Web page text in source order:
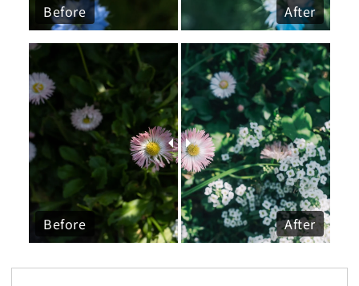
Before After
Before After